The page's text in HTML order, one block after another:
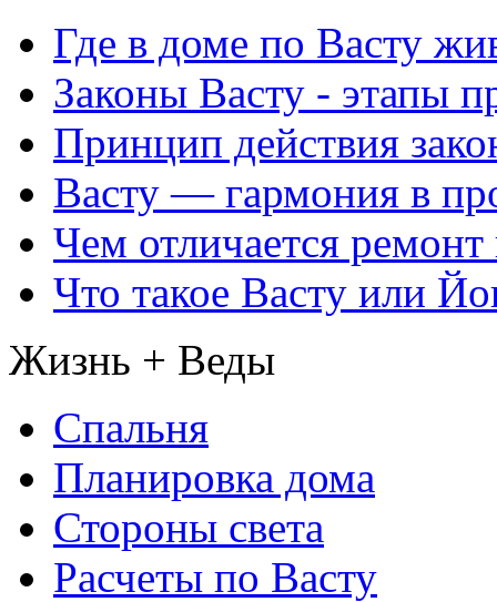
Где в доме по Васту
Законы Васту - этапы
Принцип действия
Васту — гармония в
Чем отличается
Что такое Васту или
Жизнь + Веды
Спальня
Планировка дома
Стороны света
Расчеты по Васту